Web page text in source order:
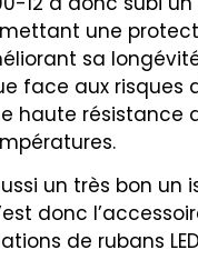
une
sa
face aux risques
haute résistance
un très bon un
donc
de rubans